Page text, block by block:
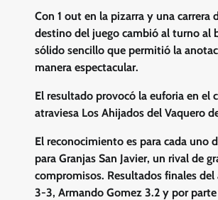
Con 1 out en la pizarra y una
destino del juego cambió al turno al
sólido sencillo que permitió la
manera espectacular.
El resultado provocó la euforia en el
atraviesa Los Ahijados del Vaquero
El reconocimiento es para cada uno
para Granjas San Javier, un rival de
compromisos. Resultados finales
3-3, Armando Gomez 3.2 y por parte